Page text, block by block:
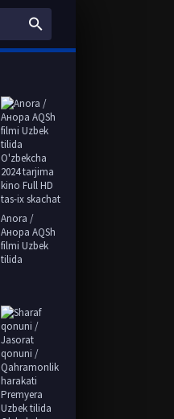
Anora /
Анора AQSh
filmi Uzbek
tilida